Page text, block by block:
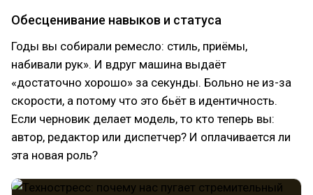
Обесценивание навыков и статуса
Годы вы собирали ремесло: стиль, приёмы,
набивали рук». И вдруг машина выдаёт
«достаточно хорошо» за секунды. Больно не из-за
скорости, а потому что это бьёт в идентичность.
Если черновик делает модель, то кто теперь вы:
автор, редактор или диспетчер? И оплачивается ли
эта новая роль?